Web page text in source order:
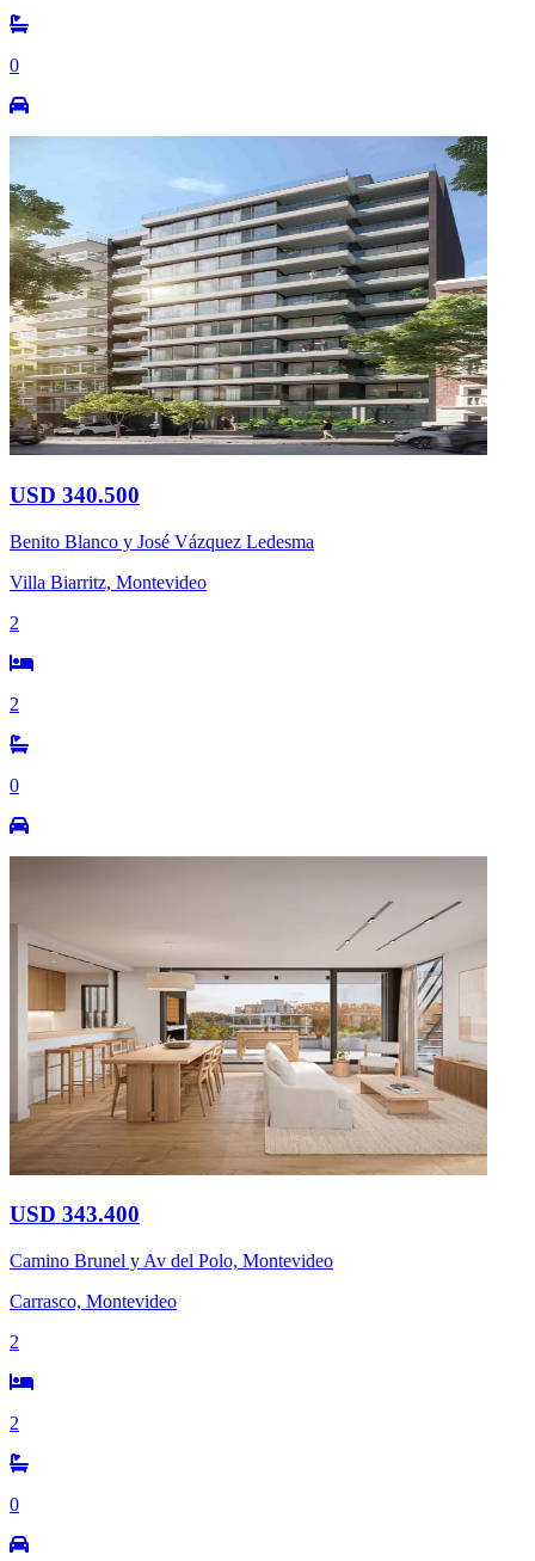
0
USD 340.500
Benito Blanco y José Vázquez Ledesma
Villa Biarritz, Montevideo
2
2
0
USD 343.400
Camino Brunel y Av del Polo, Montevideo
Carrasco, Montevideo
2
2
0